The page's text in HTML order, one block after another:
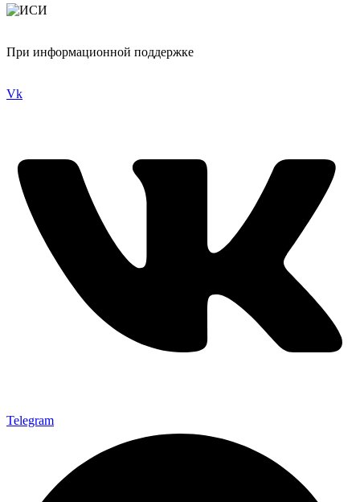
При информационной поддержке
Vk
Telegram